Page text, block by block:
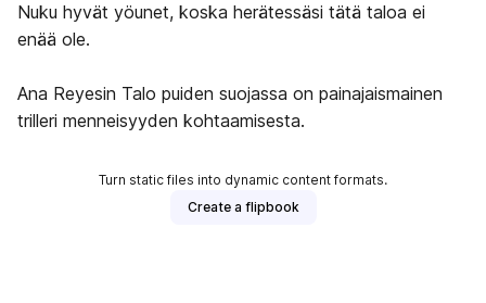
Nuku hyvät yöunet, koska herätessäsi tätä taloa ei
enää ole.
Ana Reyesin Talo puiden suojassa on painajaismainen
trilleri menneisyyden kohtaamisesta.
Turn static files into dynamic content formats.
Create a flipbook